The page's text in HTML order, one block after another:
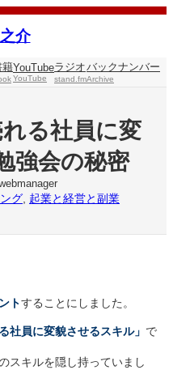
介
籍YouTube
YouTube
ラジオ
stand.fm
バックナンバー
Archive
る社員に変
強会の秘密
グ 起業と経営と副業
トすることにしました。
社員に変貌させるスキル」 で
スキルを隠し持っていまし